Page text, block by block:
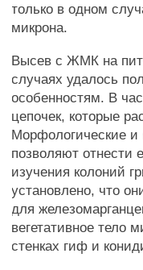
только в одном
микрона.
Высев с ЖМК на
случаях удалось
особенностям. В
цепочек, которые
Морфологические и
позволяют отнести
изучения колоний
установлено, что
для
вегетативное тело
стенках гиф и